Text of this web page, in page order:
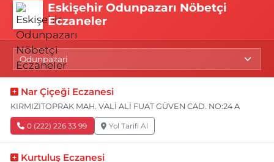
Eskişehir Odunpazarı Nöbetçi
Eczaneler
Nar Çiçeği Eczanesi
KIRMIZITOPRAK MAH. VALİ ALİ FUAT GÜVEN CAD. NO:24 A
0 (222) 226 33 99 Yol Tarifi Al
Kurtuluş Eczanesi